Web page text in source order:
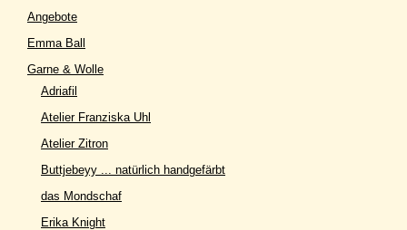
Angebote
Emma Ball
Garne & Wolle
Adriafil
Atelier Franziska Uhl
Atelier Zitron
Buttjebeyy ... natürlich handgefärbt
das Mondschaf
Erika Knight